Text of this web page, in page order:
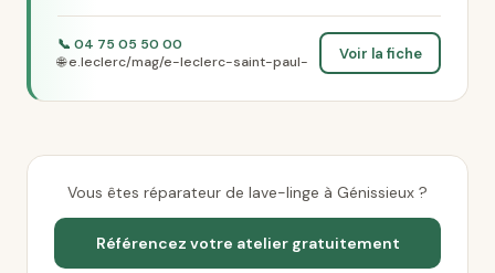
📞 04 75 05 50 00
🌐 e.leclerc/mag/e-leclerc-saint-paul-
Voir la fiche
Vous êtes réparateur de lave-linge à Génissieux ?
Référencez votre atelier gratuitement